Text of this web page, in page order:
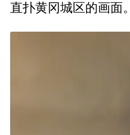
直扑黄冈城区的画面。